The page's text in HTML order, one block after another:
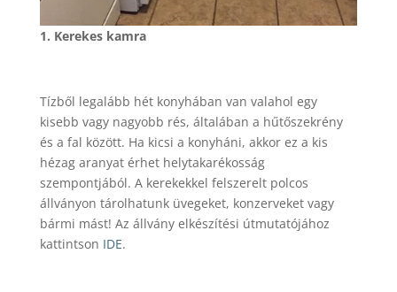
1. Kerekes kamra
Tízből legalább hét konyhában van valahol egy
kisebb vagy nagyobb rés, általában a hűtőszekrény
és a fal között. Ha kicsi a konyháni, akkor ez a kis
hézag aranyat érhet helytakarékosság
szempontjából. A kerekekkel felszerelt polcos
állványon tárolhatunk üvegeket, konzerveket vagy
bármi mást! Az állvány elkészítési útmutatójához
kattintson IDE.